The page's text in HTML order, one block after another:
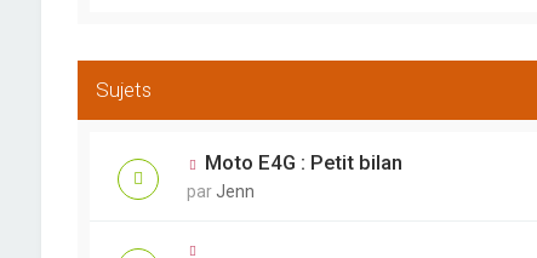
Sujets
Moto E4G : Petit bilan
par Jenn